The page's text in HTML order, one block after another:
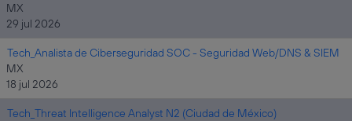
MX
29 jul 2026
Tech_Analista de Ciberseguridad SOC - Seguridad Web/DNS & SIEM
MX
18 jul 2026
Tech_Threat Intelligence Analyst N2 (Ciudad de México)